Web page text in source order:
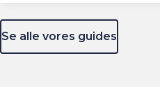
Se alle vores guides